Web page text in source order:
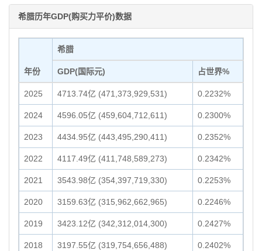
希腊历年GDP(购买力平价)数据
年份
希腊
GDP(国际元) 占世界%
2025 4713.74亿 (471,373,929,531) 0.2232%
2024 4596.05亿 (459,604,712,611) 0.2300%
2023 4434.95亿 (443,495,290,411) 0.2352%
2022 4117.49亿 (411,748,589,273) 0.2342%
2021 3543.98亿 (354,397,719,330) 0.2253%
2020 3159.63亿 (315,962,662,965) 0.2246%
2019 3423.12亿 (342,312,014,300) 0.2427%
2018 3197.55亿 (319,754,656,488) 0.2402%